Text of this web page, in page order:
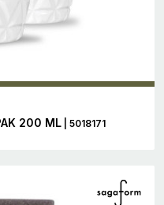
200 ML | 5018171